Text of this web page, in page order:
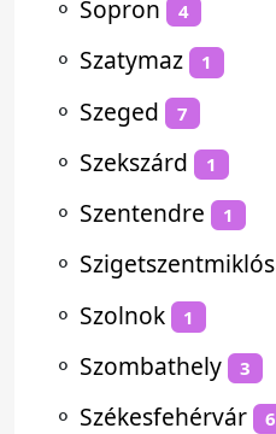
⚬ Sopron 4
⚬ Szatymaz 1
⚬ Szeged 7
⚬ Szekszárd 1
⚬ Szentendre 1
⚬ Szigetszentmiklós
⚬ Szolnok 1
⚬ Szombathely 3
⚬ Székesfehérvár 6